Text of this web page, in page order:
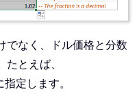
でなく、ドル価格と分数
とえば、
定します。